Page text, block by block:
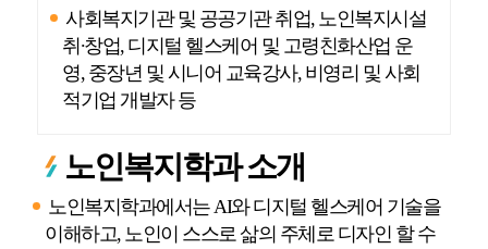
사회복지기관 및 공공기관 취업, 노인복지시설
취∙창업, 디지털 헬스케어 및 고령친화산업 운
영, 중장년 및 시니어 교육강사, 비영리 및 사회
적기업 개발자 등
노인복지학과 소개
노인복지학과에서는 AI와 디지털 헬스케어 기술을
이해하고, 노인이 스스로 삶의 주체로 디자인 할 수